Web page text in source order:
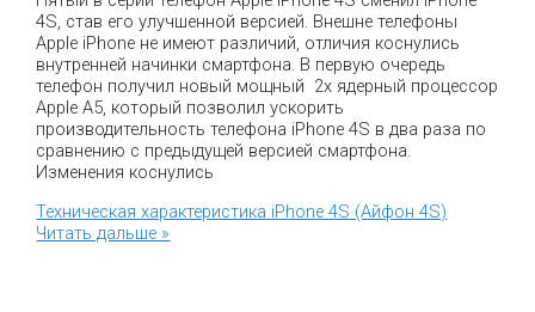
4S, став его улучшенной версией. Внешне телефоны
Apple iPhone не имеют различий, отличия коснулись
внутренней начинки смартфона. В первую очередь
телефон получил новый мощный 2х ядерный процессор
Apple A5, который позволил ускорить
производительность телефона iPhone 4S в два раза по
сравнению с предыдущей версией смартфона.
Изменения коснулись
Техническая характеристика iPhone 4S (Айфон 4S)
Читать дальше »